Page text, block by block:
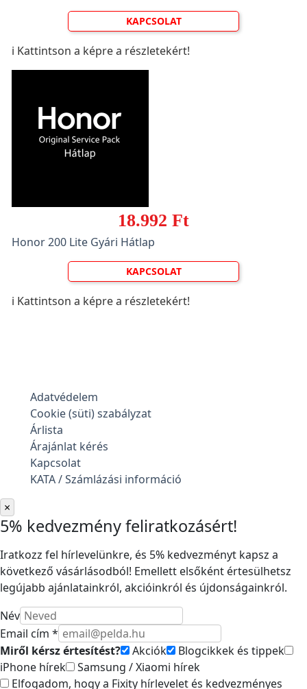
KAPCSOLAT
ℹ️ Kattintson a képre a részletekért!
18.992 Ft
Honor 200 Lite Gyári Hátlap
KAPCSOLAT
ℹ️ Kattintson a képre a részletekért!
Adatvédelem
Cookie (süti) szabályzat
Árlista
Árajánlat kérés
Kapcsolat
KATA / Számlázási információ
×
5% kedvezmény feliratkozásért!
Iratkozz fel hírlevelünkre, és 5% kedvezményt kapsz a
következő vásárlásodból! Emellett elsőként értesülhetsz
legújabb ajánlatainkról, akcióinkról és újdonságainkról.
Név
Email cím *
Miről kérsz értesítést?
Akciók
Blogcikkek és tippek
iPhone hírek
Samsung / Xiaomi hírek
Elfogadom, hogy a Fixity hírlevelet és kedvezményes